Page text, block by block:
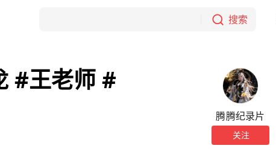
搜索
#王老师 #
腾腾纪录片
关注